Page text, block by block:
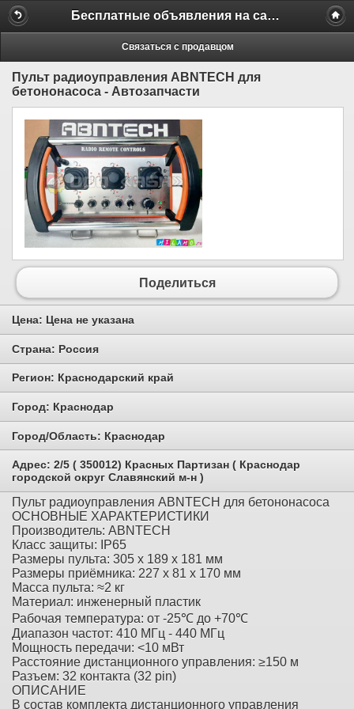
Бесплатные объявления на сайте MILAMO.ru
Связаться с продавцом
Пульт радиоуправления ABNTECH для
бетононасоса - Автозапчасти
Поделиться
Цена: Цена не указана
Страна: Россия
Регион: Краснодарский край
Город: Краснодар
Город/Область: Краснодар
Адрес: 2/5 ( 350012) Красных Партизан ( Краснодар
городской округ Славянский м-н )
Пульт радиоуправления ABNTECH для бетононасоса
ОСНОВНЫЕ ХАРАКТЕРИСТИКИ
Производитель: ABNTECH
Класс защиты: IP65
Размеры пульта: 305 x 189 x 181 мм
Размеры приёмника: 227 x 81 x 170 мм
Масса пульта: ≈2 кг
Материал: инженерный пластик
Рабочая температура: от -25℃ до +70℃
Диапазон частот: 410 МГц - 440 МГц
Мощность передачи: <10 мВт
Расстояние дистанционного управления: ≥150 м
Разъем: 32 контакта (32 pin)
ОПИСАНИЕ
В состав комплекта дистанционного управления